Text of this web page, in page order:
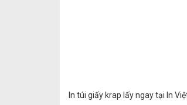
In túi giấy krap lấy ngay tại In